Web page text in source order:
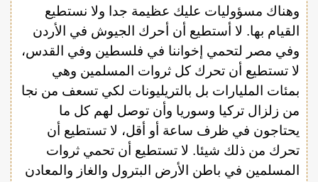
وهناك مسؤوليات عليك عظيمة جدا ولا نستطيع
القيام بها. لا أستطيع أن أحرك الجيوش في الأردن
وفي مصر لتحمي إخواننا في فلسطين وفي القدس،
لا تستطيع أن تحرك كل ثروات المسلمين وهي
بمئات المليارات بل بالتريليونات لكي تسعف من نجا
من زلزال تركيا وسوريا وأن توصل لهم كل ما
يحتاجون في ظرف ساعة أو أقل، لا تستطيع أن
تحرك من ذلك شيئا. لا تستطيع أن تحمي ثروات
المسلمين في باطن الأرض البترول والغاز والمعادن